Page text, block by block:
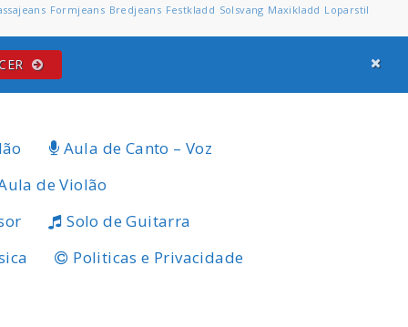
Formjeans Bredjeans Festkladd Solsvang Maxikladd Loparstil
Aula de Canto – Voz
de Violão
Solo de Guitarra
Politicas e Privacidade